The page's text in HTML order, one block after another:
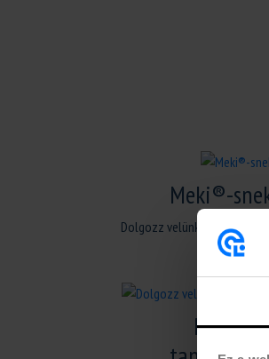
Meki®-
Dolgozz velünk rugalmasan